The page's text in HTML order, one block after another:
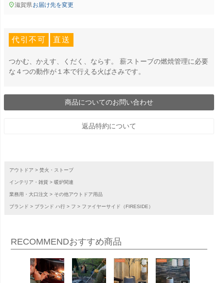
滋賀県お届け先を変更
代引不可 直送
つかむ、かえす、くだく、ならす。 薪ストーブの燃焼管理に必要
な４つの動作が１本で行える火ばさみです。
商品についてのお問い合わせ
返品特約について
アウトドア 焚火・ストーブ
インテリア・雑貨 暖炉関連
業務用・大口注文 その他アウトドア用品
ブランド ブランド ハ行 フ ファイヤーサイド（FIRESIDE）
RECOMMENDおすすめ商品